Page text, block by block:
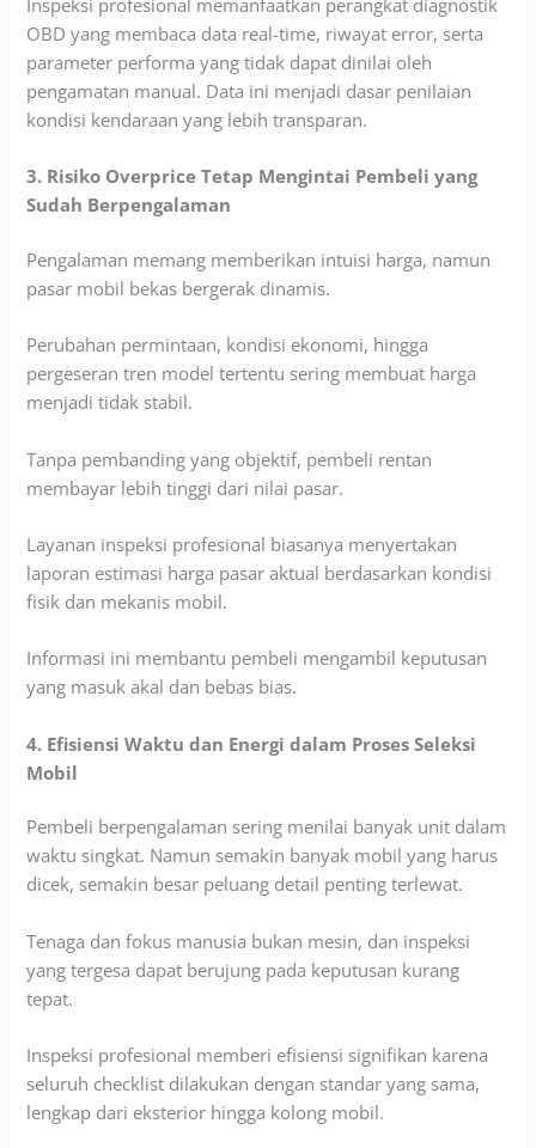
OBD yang membaca data real-time, riwayat error, serta
parameter performa yang tidak dapat dinilai oleh
pengamatan manual. Data ini menjadi dasar penilaian
kondisi kendaraan yang lebih transparan.
3. Risiko Overprice Tetap Mengintai Pembeli yang
Sudah Berpengalaman
Pengalaman memang memberikan intuisi harga, namun
pasar mobil bekas bergerak dinamis.
Perubahan permintaan, kondisi ekonomi, hingga
pergeseran tren model tertentu sering membuat harga
menjadi tidak stabil.
Tanpa pembanding yang objektif, pembeli rentan
membayar lebih tinggi dari nilai pasar.
Layanan inspeksi profesional biasanya menyertakan
laporan estimasi harga pasar aktual berdasarkan kondisi
fisik dan mekanis mobil.
Informasi ini membantu pembeli mengambil keputusan
yang masuk akal dan bebas bias.
4. Efisiensi Waktu dan Energi dalam Proses Seleksi
Mobil
Pembeli berpengalaman sering menilai banyak unit dalam
waktu singkat. Namun semakin banyak mobil yang harus
dicek, semakin besar peluang detail penting terlewat.
Tenaga dan fokus manusia bukan mesin, dan inspeksi
yang tergesa dapat berujung pada keputusan kurang
tepat.
Inspeksi profesional memberi efisiensi signifikan karena
seluruh checklist dilakukan dengan standar yang sama,
lengkap dari eksterior hingga kolong mobil.